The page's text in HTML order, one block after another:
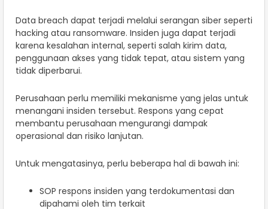
Data breach dapat terjadi melalui serangan siber seperti
hacking atau ransomware. Insiden juga dapat terjadi
karena kesalahan internal, seperti salah kirim data,
penggunaan akses yang tidak tepat, atau sistem yang
tidak diperbarui.
Perusahaan perlu memiliki mekanisme yang jelas untuk
menangani insiden tersebut. Respons yang cepat
membantu perusahaan mengurangi dampak
operasional dan risiko lanjutan.
Untuk mengatasinya, perlu beberapa hal di bawah ini:
SOP respons insiden yang terdokumentasi dan
dipahami oleh tim terkait